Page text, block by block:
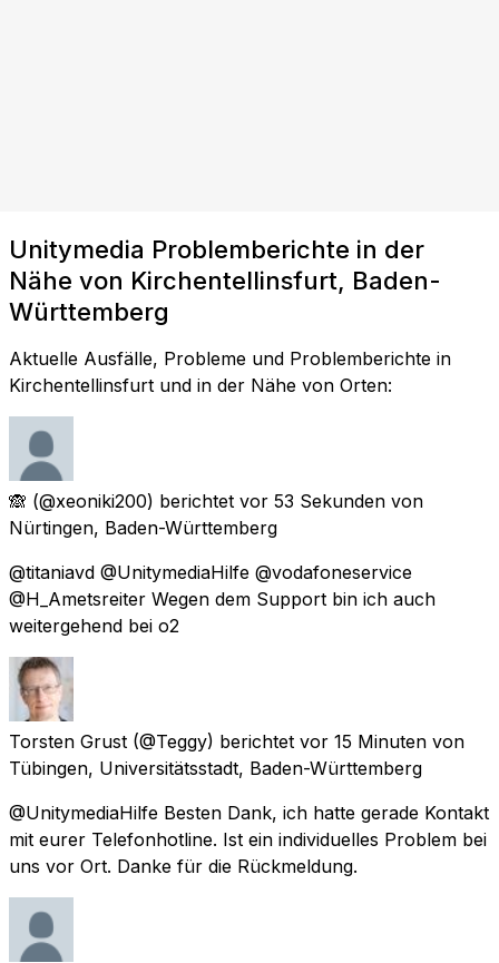
Unitymedia Problemberichte in der
Nähe von Kirchentellinsfurt, Baden-
Württemberg
Aktuelle Ausfälle, Probleme und Problemberichte in
Kirchentellinsfurt und in der Nähe von Orten:
🙈 (@xeoniki200) berichtet vor 53 Sekunden von
Nürtingen, Baden-Württemberg
@titaniavd @UnitymediaHilfe @vodafoneservice
@H_Ametsreiter Wegen dem Support bin ich auch
weitergehend bei o2
Torsten Grust (@Teggy) berichtet vor 15 Minuten von
Tübingen, Universitätsstadt, Baden-Württemberg
@UnitymediaHilfe Besten Dank, ich hatte gerade Kontakt
mit eurer Telefonhotline. Ist ein individuelles Problem bei
uns vor Ort. Danke für die Rückmeldung.